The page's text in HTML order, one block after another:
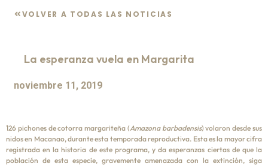
VOLVER A TODAS LAS NOTICIAS
La esperanza vuela en Margarita
noviembre 11, 2019
126 pichones de cotorra margariteña (Amazona barbadensis) volaron desde sus
nidos en Macanao, durante esta temporada reproductiva. Esta es la mayor cifra
registrada en la historia de este programa, y da esperanzas ciertas de que la
población de esta especie, gravemente amenazada con la extinción, siga